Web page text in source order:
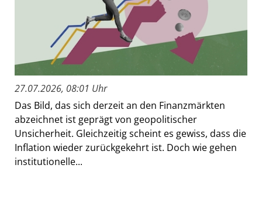
27.07.2026, 08:01 Uhr
Das Bild, das sich derzeit an den Finanzmärkten
abzeichnet ist geprägt von geopolitischer
Unsicherheit. Gleichzeitig scheint es gewiss, dass die
Inflation wieder zurückgekehrt ist. Doch wie gehen
institutionelle...